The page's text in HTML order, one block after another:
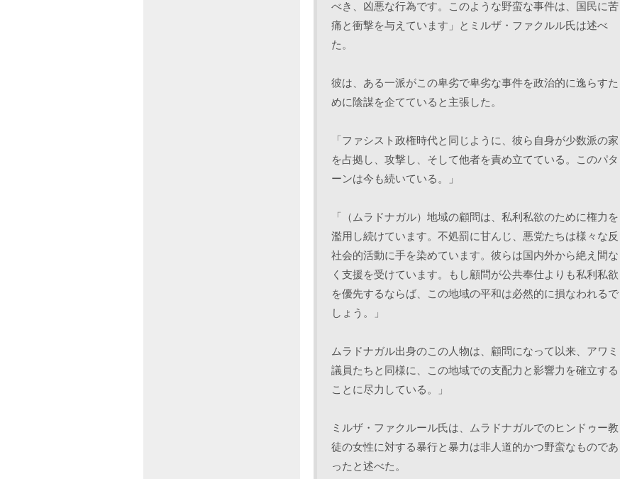
べき、凶悪な行為です。このような野蛮な事件は、国民に苦
痛と衝撃を与えています」とミルザ・ファクルル氏は述べ
た。
彼は、ある一派がこの卑劣で卑劣な事件を政治的に逸らすた
めに陰謀を企てていると主張した。
「ファシスト政権時代と同じように、彼ら自身が少数派の家
を占拠し、攻撃し、そして他者を責め立てている。このパタ
ーンは今も続いている。」
「（ムラドナガル）地域の顧問は、私利私欲のために権力を
濫用し続けています。不処罰に甘んじ、悪党たちは様々な反
社会的活動に手を染めています。彼らは国内外から絶え間な
く支援を受けています。もし顧問が公共奉仕よりも私利私欲
を優先するならば、この地域の平和は必然的に損なわれるで
しょう。」
ムラドナガル出身のこの人物は、顧問になって以来、アワミ
議員たちと同様に、この地域での支配力と影響力を確立する
ことに尽力している。」
ミルザ・ファクルール氏は、ムラドナガルでのヒンドゥー教
徒の女性に対する暴行と暴力は非人道的かつ野蛮なものであ
ったと述べた。